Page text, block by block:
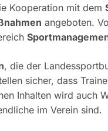
Kooperation mit dem
angeboten.
, die der
sicher, dass
Inhalten wird auch
im Verein sind.